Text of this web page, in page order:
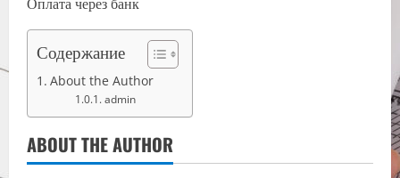
Содержание
About the Author
admin
ABOUT THE AUTHOR